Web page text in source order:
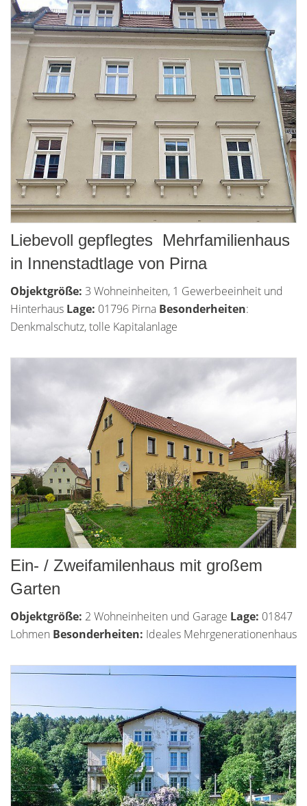
Liebevoll gepflegtes Mehrfamilienhaus
in Innenstadtlage von Pirna
Objektgröße: 3 Wohneinheiten, 1 Gewerbeeinheit und
Hinterhaus Lage: 01796 Pirna Besonderheiten:
Denkmalschutz, tolle Kapitalanlage
Ein- / Zweifamilenhaus mit großem
Garten
Objektgröße: 2 Wohneinheiten und Garage Lage: 01847
Lohmen Besonderheiten: Ideales Mehrgenerationenhaus